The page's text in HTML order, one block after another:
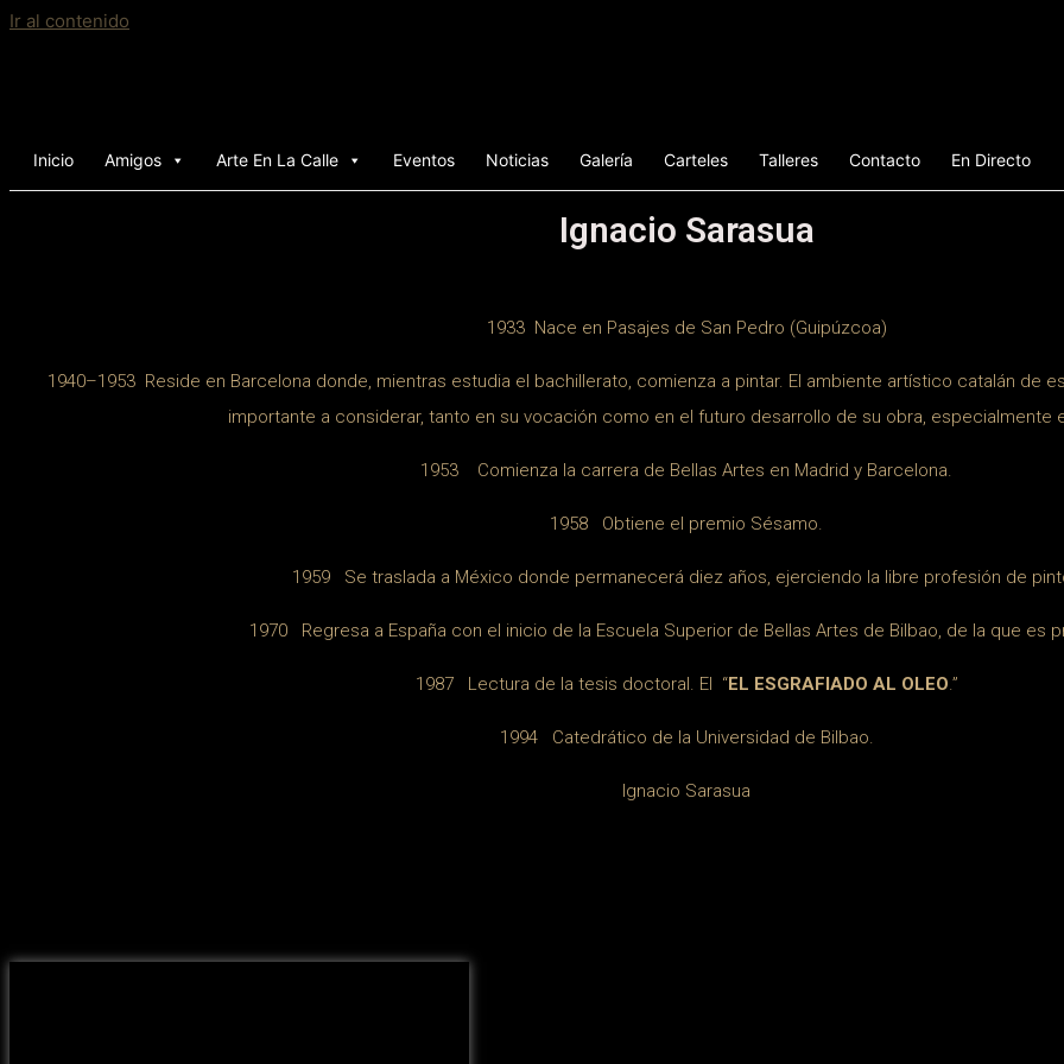
Ir al contenido
Inicio Amigos Arte En La Calle Eventos Noticias Galería Carteles Talleres Contacto En Directo
Ignacio Sarasua
1933 Nace en Pasajes de San Pedro (Guipúzcoa)
1940–1953 Reside en Barcelona donde, mientras estudia el bachillerato, comienza a pintar. El ambiente artístico catalán de
importante a considerar, tanto en su vocación como en el futuro desarrollo de su obra, especialmente
1953 Comienza la carrera de Bellas Artes en Madrid y Barcelona.
1958 Obtiene el premio Sésamo.
1959 Se traslada a México donde permanecerá diez años, ejerciendo la libre profesión de
1970 Regresa a España con el inicio de la Escuela Superior de Bellas Artes de Bilbao, de la que es
1987 Lectura de la tesis doctoral. El “EL ESGRAFIADO AL OLEO.”
1994 Catedrático de la Universidad de Bilbao.
Ignacio Sarasua